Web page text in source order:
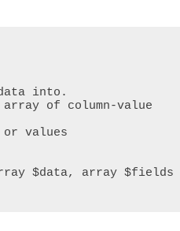
$data, array $fields